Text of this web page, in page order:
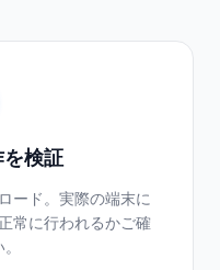
検証
ード。実際の端末に
常に行われるかご確